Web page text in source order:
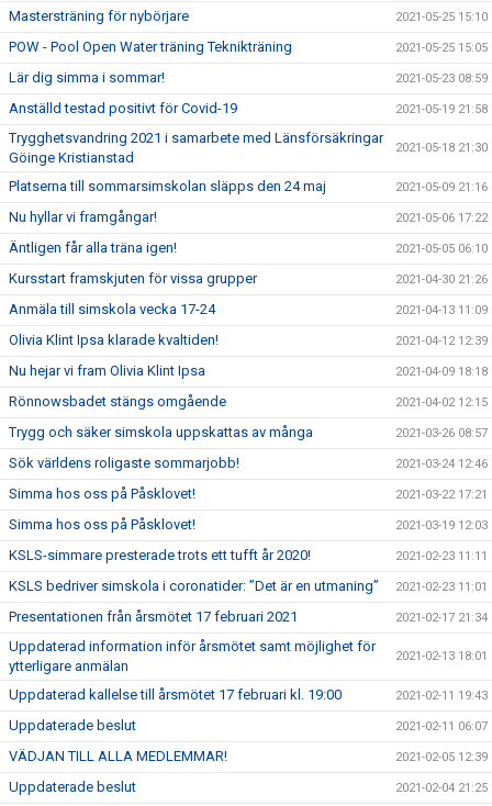
Mastersträning för nybörjare 2021-05-25 15:10
POW - Pool Open Water träning Teknikträning 2021-05-25 15:05
Lär dig simma i sommar! 2021-05-23 08:59
Anställd testad positivt för Covid-19 2021-05-19 21:58
Trygghetsvandring 2021 i samarbete med Länsförsäkringar
Göinge Kristianstad
2021-05-18 21:30
Platserna till sommarsimskolan släpps den 24 maj 2021-05-09 21:16
Nu hyllar vi framgångar! 2021-05-06 17:22
Äntligen får alla träna igen! 2021-05-05 06:10
Kursstart framskjuten för vissa grupper 2021-04-30 21:26
Anmäla till simskola vecka 17-24 2021-04-13 11:09
Olivia Klint Ipsa klarade kvaltiden! 2021-04-12 12:39
Nu hejar vi fram Olivia Klint Ipsa 2021-04-09 18:18
Rönnowsbadet stängs omgående 2021-04-02 12:15
Trygg och säker simskola uppskattas av många 2021-03-26 08:57
Sök världens roligaste sommarjobb! 2021-03-24 12:46
Simma hos oss på Påsklovet! 2021-03-22 17:21
Simma hos oss på Påsklovet! 2021-03-19 12:03
KSLS-simmare presterade trots ett tufft år 2020! 2021-02-23 11:11
KSLS bedriver simskola i coronatider: ”Det är en utmaning” 2021-02-23 11:01
Presentationen från årsmötet 17 februari 2021 2021-02-17 21:34
Uppdaterad information inför årsmötet samt möjlighet för
ytterligare anmälan
2021-02-13 18:01
Uppdaterad kallelse till årsmötet 17 februari kl. 19:00 2021-02-11 19:43
Uppdaterade beslut 2021-02-11 06:07
VÄDJAN TILL ALLA MEDLEMMAR! 2021-02-05 12:39
Uppdaterade beslut 2021-02-04 21:25